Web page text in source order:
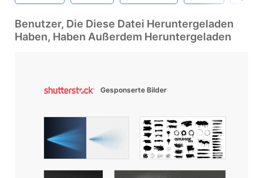
Benutzer, Die Diese Datei Heruntergeladen
Haben, Haben Außerdem Heruntergeladen
Gesponserte Bilder